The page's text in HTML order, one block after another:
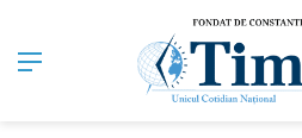
Meniu